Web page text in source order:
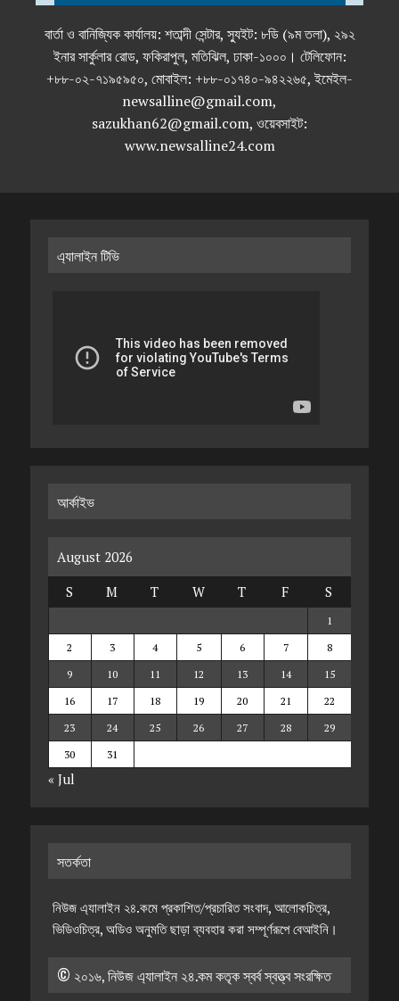
বার্তা ও বানিজ্যিক কার্যালয়: শতাব্দী সেন্টার, স্যুইট: ৮ডি (৯ম তলা), ২৯২
ইনার সার্কুলার রোড, ফকিরাপুল, মতিঝিল, ঢাকা-১০০০। টেলিফোন:
+৮৮-০২-৭১৯৫৯৫০, মোবাইল: +৮৮-০১৭৪০-৯৪২২৬৫, ইমেইল-
newsalline@gmail.com,
sazukhan62@gmail.com, ওয়েবসাইট:
www.newsalline24.com
এ্যালাইন টিভি
আর্কাইভ
August 2026
S
M T W T F S
1
2
3 4 5 6 7
8
9
10 11 12 13 14
15
16
17 18 19 20 21
22
23
24 25 26 27 28
29
30
31
« Jul
সতর্কতা
নিউজ এ্যালাইন ২৪.কমে প্রকাশিত/প্রচারিত সংবাদ, আলোকচিত্র,
ভিডিওচিত্র, অডিও অনুমতি ছাড়া ব্যবহার করা সম্পূর্ণরূপে বেআইনি।
© ২০১৬, নিউজ এ্যালাইন ২৪.কম কতৃক স্বর্ব স্বত্ত্ব সংরক্ষিত